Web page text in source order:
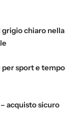
chiaro nella
sport e tempo
acquisto sicuro